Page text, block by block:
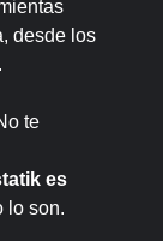
desde los
te
es
lo son.